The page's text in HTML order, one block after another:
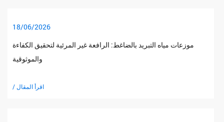
18/06/2026
موزعات مياه التبريد بالضاغط: الرافعة غير المرئية لتحقيق الكفاءة
والموثوقية
/ اقرأ المقال